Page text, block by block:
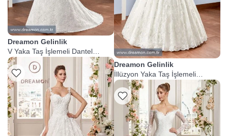
Dreamon Gelinlik
V Yaka Taş İşlemeli Dantel
Gelinlik
Dreamon Gelinlik
İllüzyon Yaka Taş İşlemeli
Prenses Gelinlik